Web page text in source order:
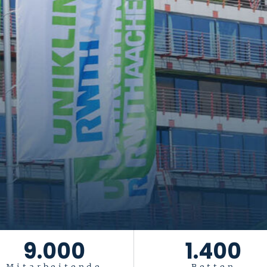
Das Leben ist ein Geschenk. Es
9.000 1.400